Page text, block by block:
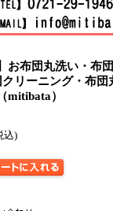
お布団丸洗い・布
クリーニング・
mitibata）
込)